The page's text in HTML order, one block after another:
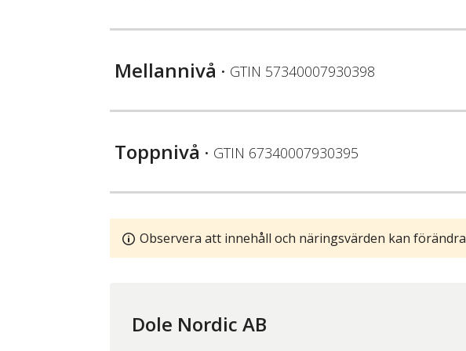
Mellannivå • GTIN 57340007930398
Toppnivå • GTIN 67340007930395
Observera att innehåll och näringsvärden kan
Dole Nordic AB